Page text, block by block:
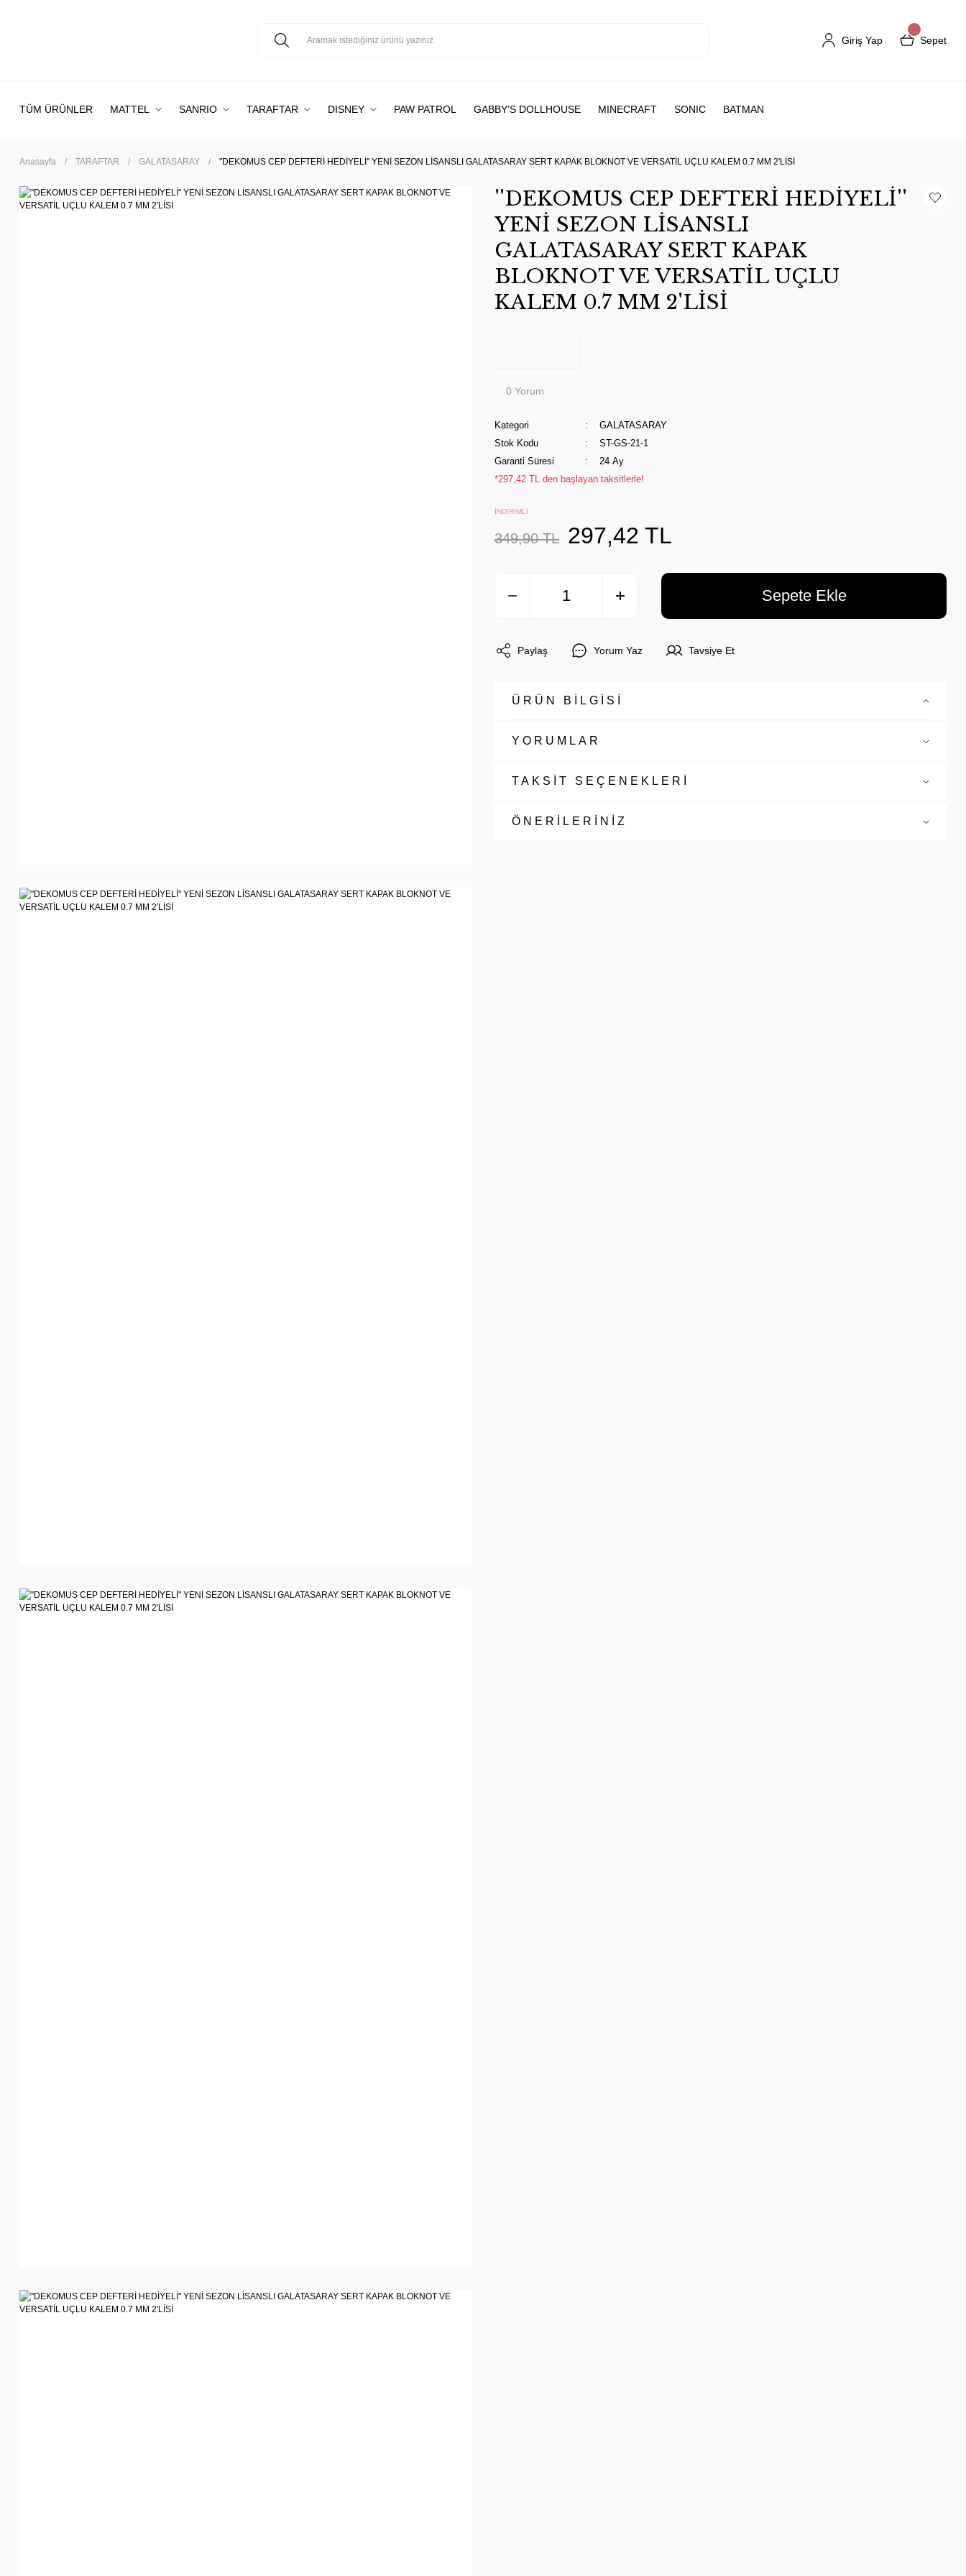
Giriş Yap Sepet
TÜM ÜRÜNLER MATTEL SANRIO TARAFTAR DISNEY PAW PATROL GABBY’S DOLLHOUSE MINECRAFT SONIC BATMAN
Anasayfa TARAFTAR GALATASARAY ''DEKOMUS CEP DEFTERİ HEDİYELİ'' YENİ SEZON LİSANSLI GALATASARAY SERT KAPAK BLOKNOT VE VERSATİL UÇLU KALEM 0.7 MM 2'LİSİ
''DEKOMUS CEP DEFTERİ HEDİYELİ''
YENİ SEZON LİSANSLI
GALATASARAY SERT KAPAK
BLOKNOT VE VERSATİL UÇLU
KALEM 0.7 MM 2'LİSİ
0 Yorum
Kategori
GALATASARAY
Stok Kodu
ST-GS-21-1
Garanti Süresi
24 Ay
*297,42 TL den başlayan taksitlerle!
İNDİRİMLİ
349,90 TL 297,42 TL
Sepete Ekle
Paylaş Yorum Yaz Tavsiye Et
ÜRÜN BİLGİSİ
YORUMLAR
TAKSİT SEÇENEKLERİ
ÖNERİLERİNİZ